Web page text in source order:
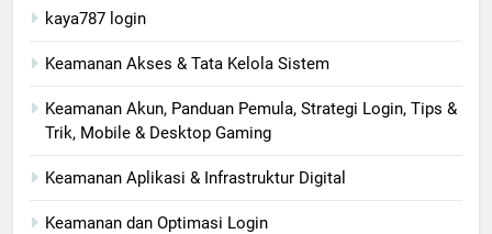
kaya787 login
Keamanan Akses & Tata Kelola Sistem
Keamanan Akun, Panduan Pemula, Strategi Login, Tips &
Trik, Mobile & Desktop Gaming
Keamanan Aplikasi & Infrastruktur Digital
Keamanan dan Optimasi Login